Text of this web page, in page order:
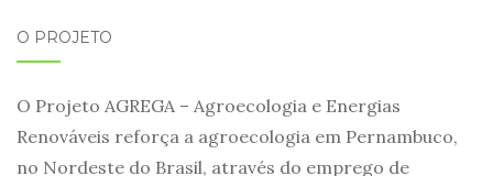
O PROJETO
O Projeto AGREGA – Agroecologia e Energias
Renováveis reforça a agroecologia em Pernambuco,
no Nordeste do Brasil, através do emprego de